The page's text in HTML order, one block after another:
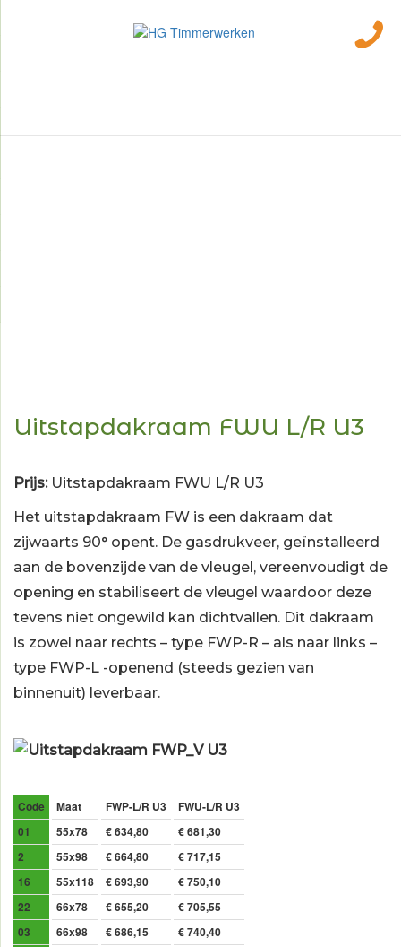
Uitstapdakraam FWU L/R U3
Prijs: Uitstapdakraam FWU L/R U3
Het uitstapdakraam FW is een dakraam dat
zijwaarts 90° opent. De gasdrukveer, geïnstalleerd
aan de bovenzijde van de vleugel, vereenvoudigt de
opening en stabiliseert de vleugel waardoor deze
tevens niet ongewild kan dichtvallen. Dit dakraam
is zowel naar rechts – type FWP-R – als naar links –
type FWP-L -openend (steeds gezien van
binnenuit) leverbaar.
Code
01
2
16
22
03
Maat
55x78
55x98
55x118
66x78
66x98
FWP-L/R U3
€ 634,80
€ 664,80
€ 693,90
€ 655,20
€ 686,15
FWU-L/R U3
€ 681,30
€ 717,15
€ 750,10
€ 705,55
€ 740,40